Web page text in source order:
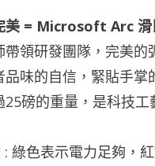
美 = Microsoft Arc 滑
領研發團隊，完美
品味的自信，緊貼手
磅的重量，是科技
: 綠色表示電力足夠，